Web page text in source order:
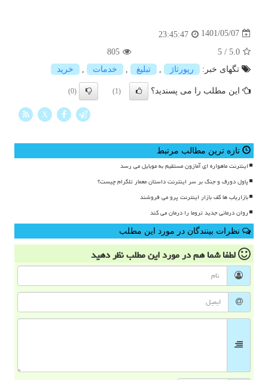
1401/05/07
23:45:47
5.0
/
5
805
تگهای خبر:
رپورتاژ تبلیغ خدمات خرید
این مطلب را می پسندید؟ (1)
(0)
X
تازه ترین مطالب مرتبط
اینترنت ماهواره ای آمازون مستقیم به موبایل می رسد
پاول دورف و جنگ بر سر اینترنت داستان معمار تلگرام چیست؟
بازاریاب ها کف بازار اینترنت پرو می فروشند
روان درمانی جدید تروما را درمان می کند
نظرات بینندگان در مورد این مطلب
لطفا شما همدر مورد این مطلبنظر دهید